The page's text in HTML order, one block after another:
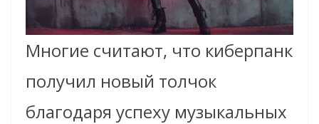
Многие считают, что киберпанк
получил новый толчок
благодаря успеху музыкальных